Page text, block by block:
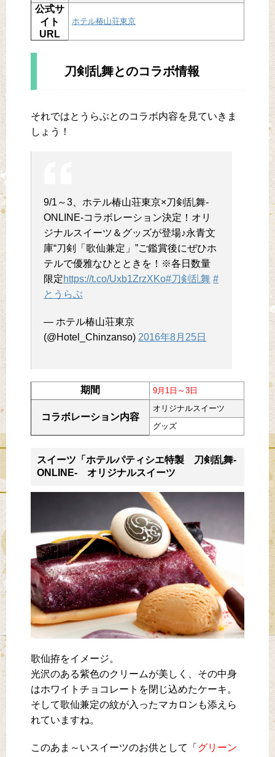
公式サ
イト
URL
ホテル椿山荘東京
刀剣乱舞とのコラボ情報
それではとうらぶとのコラボ内容を見ていきま
しょう！
9/1～3、ホテル椿山荘東京×刀剣乱舞-
ONLINE-コラボレーション決定！オリ
ジナルスイーツ＆グッズが登場♪永青文
庫“刀剣「歌仙兼定」”ご鑑賞後にぜひホ
テルで優雅なひとときを！※各日数量
限定https://t.co/Uxb1ZrzXKo#刀剣乱舞 #
とうらぶ
— ホテル椿山荘東京
(@Hotel_Chinzanso) 2016年8月25日
期間 9月1日～3日
コラボレーション内容
オリジナルスイーツ
グッズ
スイーツ「ホテルパティシエ特製 刀剣乱舞-
ONLINE- オリジナルスイーツ
歌仙拵をイメージ。
光沢のある紫色のクリームが美しく、その中身
はホワイトチョコレートを閉じ込めたケーキ。
そして歌仙兼定の紋が入ったマカロンも添えら
れていますね。
このあま～いスイーツのお供として「 グリーン